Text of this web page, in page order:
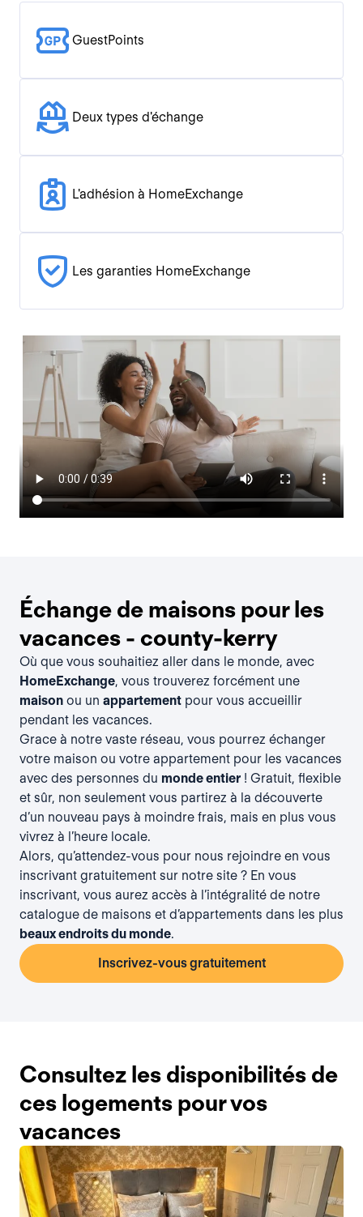
GuestPoints
Deux types d'échange
L'adhésion à HomeExchange
Les garanties HomeExchange
Échange de maisons pour les
vacances - county-kerry
Où que vous souhaitiez aller dans le monde, avec
HomeExchange, vous trouverez forcément une
maison ou un appartement pour vous accueillir
pendant les vacances.
Grace à notre vaste réseau, vous pourrez échanger
votre maison ou votre appartement pour les vacances
avec des personnes du monde entier ! Gratuit, flexible
et sûr, non seulement vous partirez à la découverte
d’un nouveau pays à moindre frais, mais en plus vous
vivrez à l’heure locale.
Alors, qu’attendez-vous pour nous rejoindre en vous
inscrivant gratuitement sur notre site ? En vous
inscrivant, vous aurez accès à l’intégralité de notre
catalogue de maisons et d’appartements dans les plus
beaux endroits du monde.
Inscrivez-vous gratuitement
Consultez les disponibilités de
ces logements pour vos
vacances